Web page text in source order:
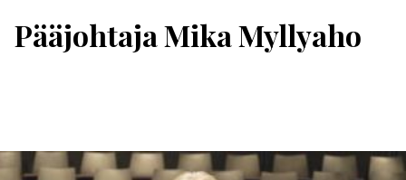
Pääjohtaja Mika Myllyaho